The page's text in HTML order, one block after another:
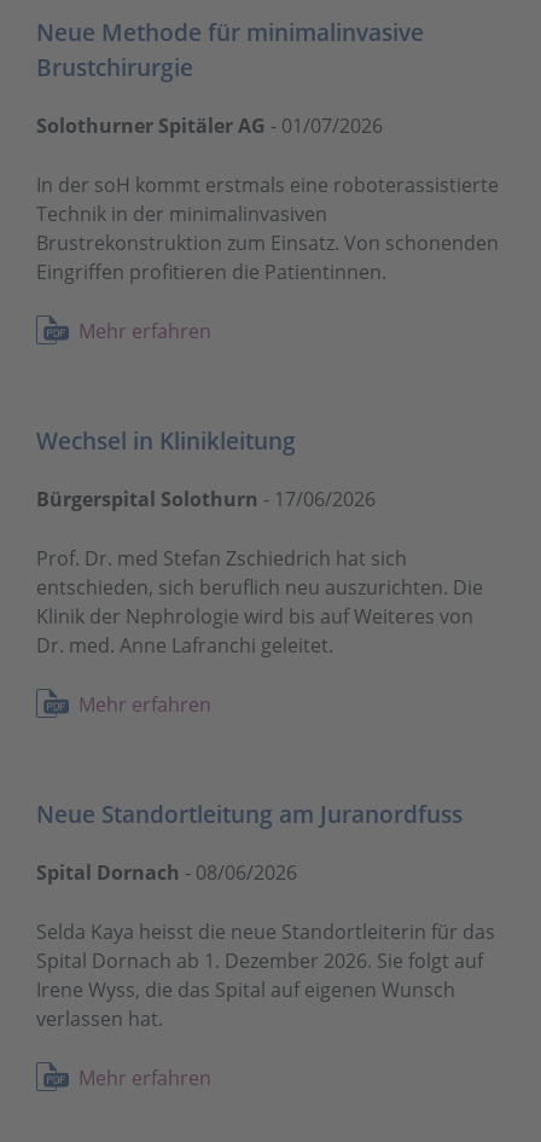
Neue Methode für minimalinvasive
Brustchirurgie
Solothurner Spitäler AG - 01/07/2026
In der soH kommt erstmals eine roboterassistierte
Technik in der minimalinvasiven
Brustrekonstruktion zum Einsatz. Von schonenden
Eingriffen profitieren die Patientinnen.
Mehr erfahren
Wechsel in Klinikleitung
Bürgerspital Solothurn - 17/06/2026
Prof. Dr. med Stefan Zschiedrich hat sich
entschieden, sich beruflich neu auszurichten. Die
Klinik der Nephrologie wird bis auf Weiteres von
Dr. med. Anne Lafranchi geleitet.
Mehr erfahren
Neue Standortleitung am Juranordfuss
Spital Dornach - 08/06/2026
Selda Kaya heisst die neue Standortleiterin für das
Spital Dornach ab 1. Dezember 2026. Sie folgt auf
Irene Wyss, die das Spital auf eigenen Wunsch
verlassen hat.
Mehr erfahren